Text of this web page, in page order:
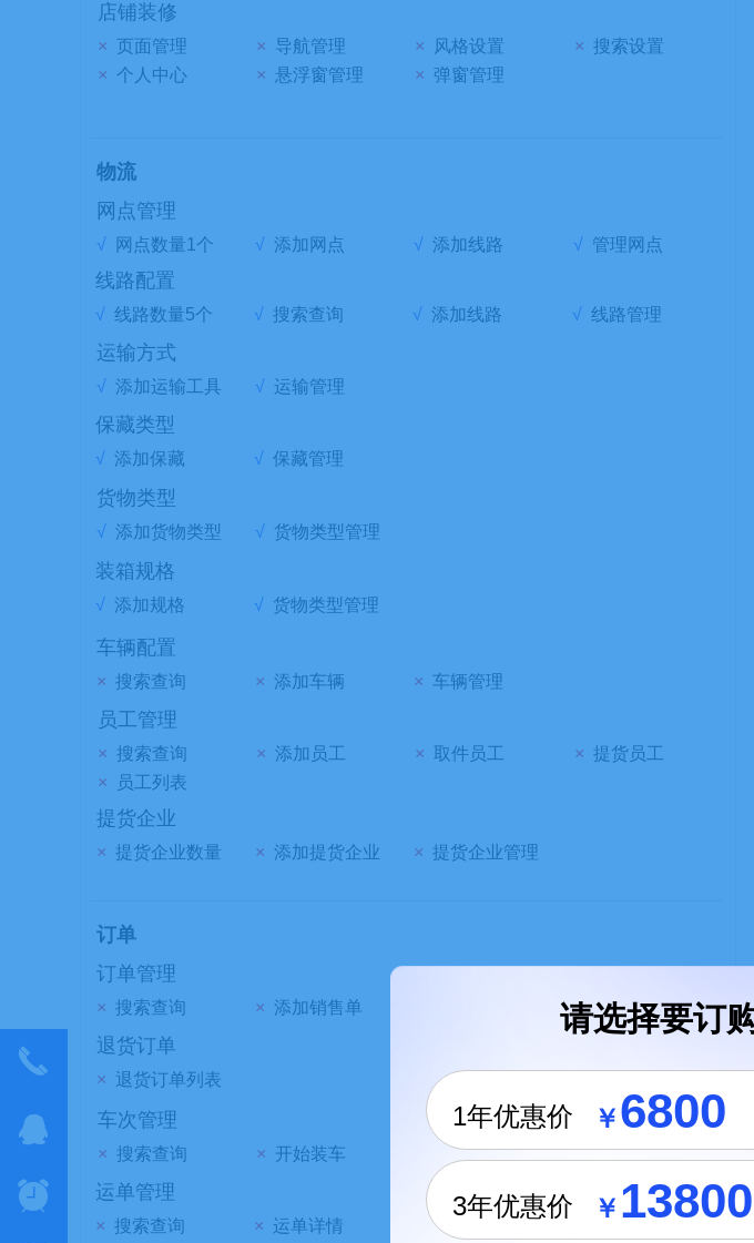
店铺装修
× 页面管理 × 导航管理 × 风格设置 × 搜索设置
× 个人中心 × 悬浮窗管理 × 弹窗管理
物流
网点管理
√ 网点数量1个 √ 添加网点 √ 添加线路 √ 管理网点
线路配置
√ 线路数量5个 √ 搜索查询 √ 添加线路 √ 线路管理
运输方式
√ 添加运输工具 √ 运输管理
保藏类型
√ 添加保藏 √ 保藏管理
货物类型
√ 添加货物类型 √ 货物类型管理
装箱规格
√ 添加规格 √ 货物类型管理
车辆配置
× 搜索查询 × 添加车辆 × 车辆管理
员工管理
× 搜索查询 × 添加员工 × 取件员工 × 提货员工
×
员工列表
提货企业
× 提货企业数量 × 添加提货企业 × 提货企业管理
订单
订单管理
× 搜索查询 × 添加销售单 ×订单状态
退货订单
× 退货订单列表
车次管理
× 搜索查询 × 开始装车 发车 ×车次列表
运单管理
× 搜索查询 × 运单详情
1年优惠价 ￥6800
3年优惠价 ￥ 13800
请选择要订
끅
뀩
뀥